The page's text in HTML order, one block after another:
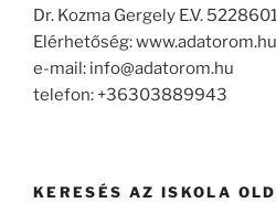
Dr. Kozma Gergely E.V.
Elérhetőség: www.adatorom.hu
e-mail: info@adatorom.hu
telefon: +36303889943
KERESÉS AZ ISKOLA